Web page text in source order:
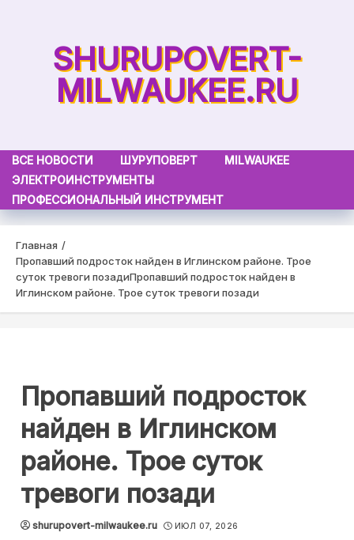
SHURUPOVERT-
MILWAUKEE.RU
ВСЕ НОВОСТИ ШУРУПОВЕРТ
MILWAUKEE
ЭЛЕКТРОИНСТРУМЕНТЫ
ПРОФЕССИОНАЛЬНЫЙ ИНСТРУМЕНТ
Главная
Пропавший подросток найден в Иглинском районе. Трое
суток тревоги позадиПропавший подросток найден в
Иглинском районе. Трое суток тревоги позади
Пропавший подросток
найден в Иглинском
районе. Трое суток
тревоги позади
shurupovert-milwaukee.ru ИЮЛ 07, 2026